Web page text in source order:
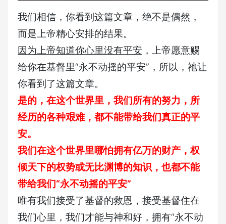
我们相信，你看到这篇文章，绝不是偶然，
而是上帝精心安排的结果。
因为上帝知道你心里没有平安 ，上帝愿意赐
给你在基督里“永不动摇的平安”，所以，祂让
你看到了这篇文章。
是的，在这个世界里，我们所有的努力，所
经历的各种艰难，都不能带给我们真正的平
安。
我们在这个世界里哪怕拥有亿万的财产，权
倾天下的权势或无比渊博的知识，也都不能
带给我们“永不动摇的平安”
唯有我们接受了基督的救恩，接受基督住在
我们心里，我们才能与神和好，拥有“永不动